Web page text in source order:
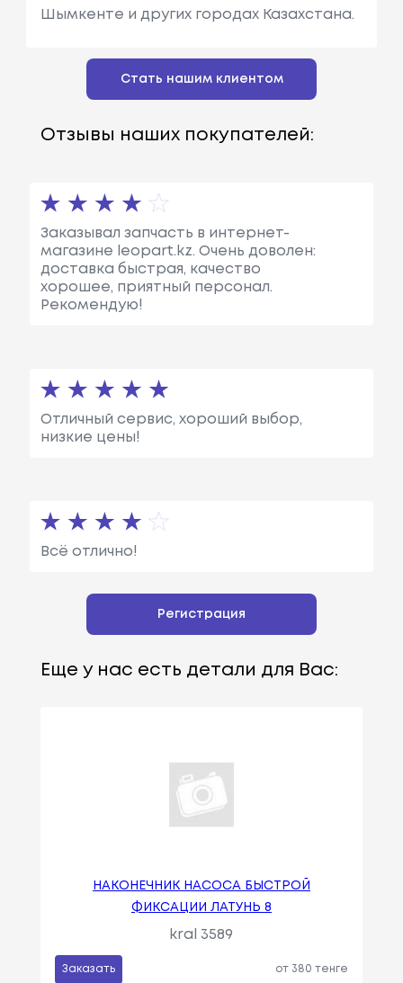
Шымкенте и других городах Казахстана.
Стать нашим клиентом
Отзывы наших покупателей:
Заказывал запчасть в интернет-
магазине leopart.kz. Очень доволен:
доставка быстрая, качество
хорошее, приятный персонал.
Рекомендую!
Отличный сервис, хороший выбор,
низкие цены!
Всё отлично!
Регистрация
Еще у нас есть детали для Вас:
НАКОНЕЧНИК НАСОСА БЫСТРОЙ
ФИКСАЦИИ ЛАТУНЬ 8
kral 3589
Заказать от 380 тенге